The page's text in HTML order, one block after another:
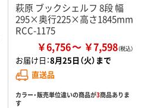
萩原 ブックシェルフ 8段 幅
295×奥行225×高さ1845mm
RCC-1175
￥6,756 ￥7,598
お届け日：8月25日（火）まで
直送品
カラー・販売単位違いの商品が3商品ありま
す